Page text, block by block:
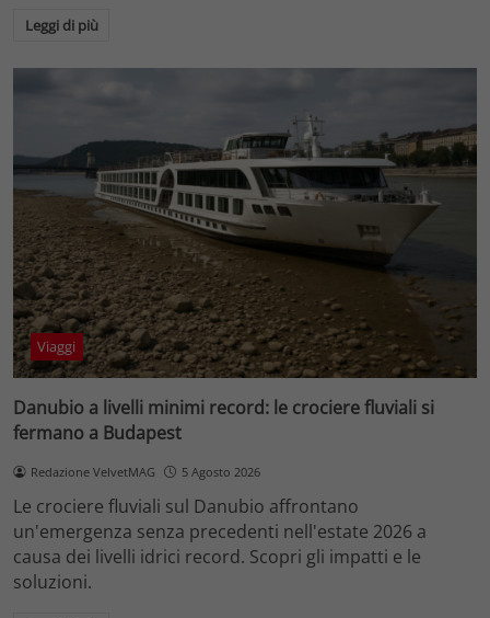
Leggi di più
Viaggi
Danubio a livelli minimi record: le crociere fluviali si
fermano a Budapest
Redazione VelvetMAG 5 Agosto 2026
Le crociere fluviali sul Danubio affrontano
un'emergenza senza precedenti nell'estate 2026 a
causa dei livelli idrici record. Scopri gli impatti e le
soluzioni.